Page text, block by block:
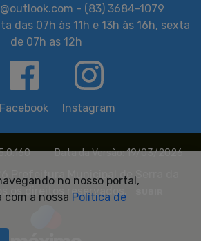
- (83) 3684-1079
das 07h às 11h e 13h às 16h, sexta
de 07h as 12h
Facebook Instagram
Data da Versão: 19/03/2026
Prefeitura Municipal de Serra da
os direitos reservados.
no nosso portal,
a nossa Política de